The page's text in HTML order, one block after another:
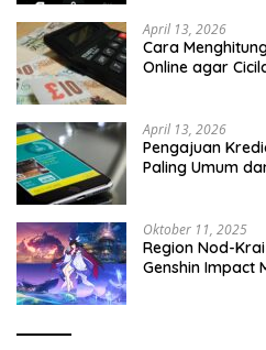
April 13, 2026
Cara
Online agar
April 13, 2026
Pengajuan
Paling Umum
Oktober 11, 2025
Region Nod-
Genshin Impact